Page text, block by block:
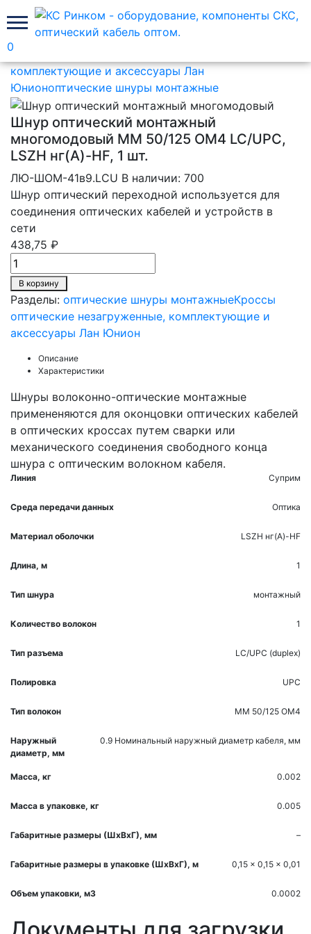
0
Главная
комплектующие и аксессуары Лан
Юнионоптические шнуры монтажные
Шнур оптический монтажный
многомодовый MM 50/125 OM4 LC/UPC,
LSZH нг(A)-HF, 1 шт.
ЛЮ-ШОМ-41в9.LCU В наличии: 700
Шнур оптический переходной используется для
соединения оптических кабелей и устройств в
сети
438,75 ₽
В корзину
Разделы: оптические шнуры монтажныеКроссы
оптические незагруженные, комплектующие и
аксессуары Лан Юнион
Описание
Характеристики
Шнуры волоконно-оптические монтажные
примененяются для оконцовки оптических кабелей
в оптических кроссах путем сварки или
механического соединения свободного конца
шнура с оптическим волокном кабеля.
Линия Суприм
Среда передачи данных Оптика
Материал оболочки LSZH нг(А)-HF
Длина, м 1
Тип шнура монтажный
Количество волокон 1
Тип разъема LC/UPC (duplex)
Полировка UPC
Тип волокон MM 50/125 OM4
Наружный
диаметр, мм
0.9 Номинальный наружный диаметр кабеля, мм
Масса, кг 0.002
Масса в упаковке, кг 0.005
Габаритные размеры (ШхВхГ), мм –
Габаритные размеры в упаковке (ШхВхГ), м 0,15 x 0,15 x 0,01
Объем упаковки, м3 0.0002